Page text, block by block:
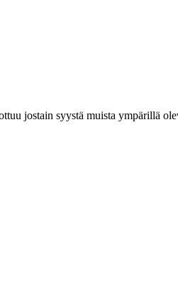
jostain syystä muista ympärillä